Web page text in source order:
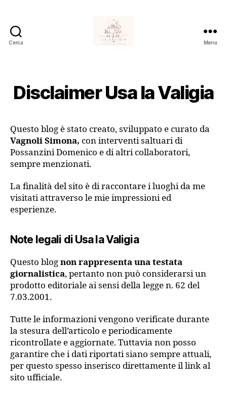
Cerca Menu
Disclaimer Usa la Valigia
Questo blog è stato creato, sviluppato e curato da
Vagnoli Simona, con interventi saltuari di
Possanzini Domenico e di altri collaboratori,
sempre menzionati.
La finalità del sito è di raccontare i luoghi da me
visitati attraverso le mie impressioni ed
esperienze.
Note legali di Usa la Valigia
Questo blognon rappresenta una testata
giornalistica, pertanto non può considerarsi un
prodotto editoriale ai sensi della legge n. 62 del
7.03.2001.
Tutte le informazioni vengono verificate durante
la stesura dell’articolo e periodicamente
ricontrollate e aggiornate. Tuttavia non posso
garantire che i dati riportati siano sempre attuali,
per questo spesso inserisco direttamente il link al
sito ufficiale.